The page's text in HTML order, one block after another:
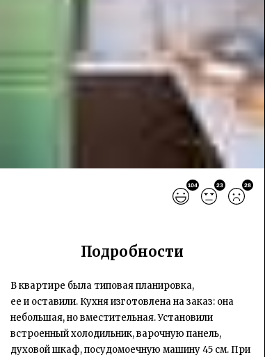
104 23 28
Подробности
В квартире была типовая планировка,
ее и оставили. Кухня изготовлена на заказ: она
небольшая, но вместительная. Установили
встроенный холодильник, варочную панель,
духовой шкаф, посудомоечную машину 45 см. При